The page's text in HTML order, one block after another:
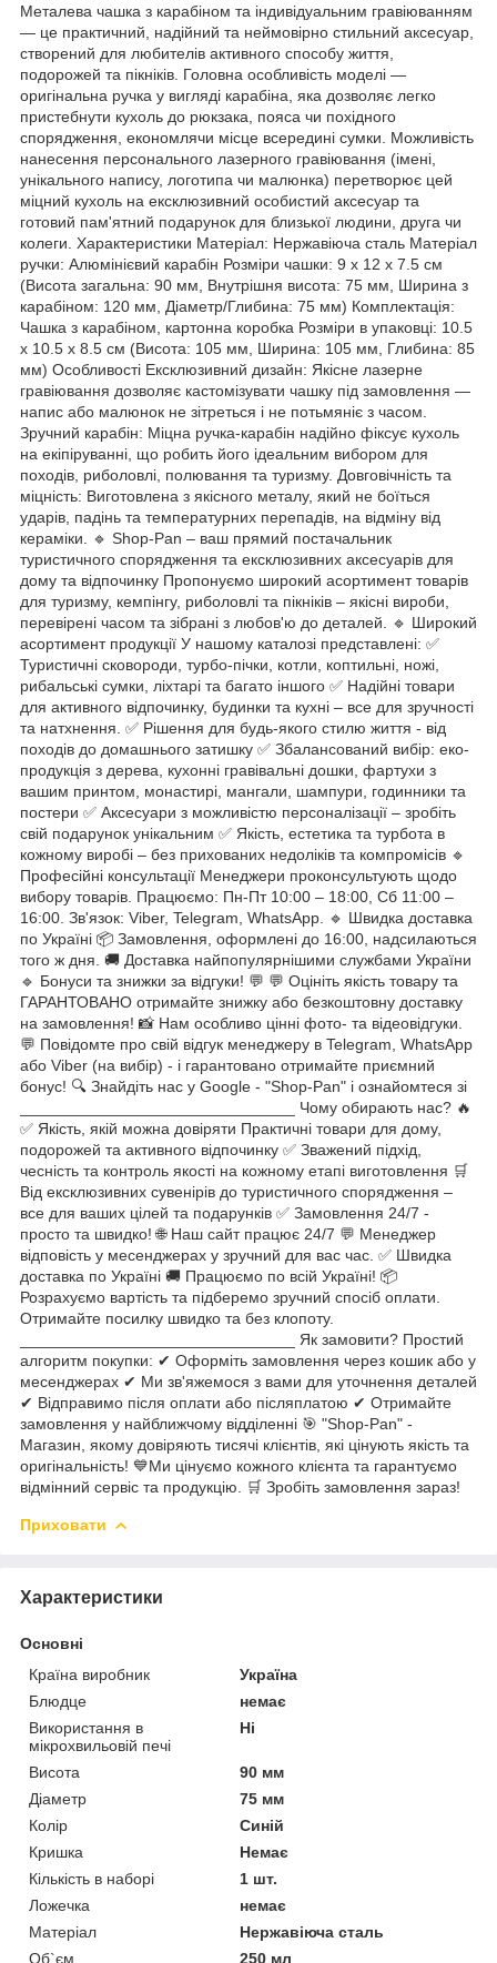
Металева чашка з карабіном та індивідуальним гравіюванням
— це практичний, надійний та неймовірно стильний аксесуар,
створений для любителів активного способу життя,
подорожей та пікніків. Головна особливість моделі —
оригінальна ручка у вигляді карабіна, яка дозволяє легко
пристебнути кухоль до рюкзака, пояса чи похідного
спорядження, економлячи місце всередині сумки. Можливість
нанесення персонального лазерного гравіювання (імені,
унікального напису, логотипа чи малюнка) перетворює цей
міцний кухоль на ексклюзивний особистий аксесуар та
готовий пам'ятний подарунок для близької людини, друга чи
колеги. Характеристики Матеріал: Нержавіюча сталь Матеріал
ручки: Алюмінієвий карабін Розміри чашки: 9 x 12 x 7.5 см
(Висота загальна: 90 мм, Внутрішня висота: 75 мм, Ширина з
карабіном: 120 мм, Діаметр/Глибина: 75 мм) Комплектація:
Чашка з карабіном, картонна коробка Розміри в упаковці: 10.5
x 10.5 x 8.5 см (Висота: 105 мм, Ширина: 105 мм, Глибина: 85
мм) Особливості Ексклюзивний дизайн: Якісне лазерне
гравіювання дозволяє кастомізувати чашку під замовлення —
напис або малюнок не зітреться і не потьмяніє з часом.
Зручний карабін: Міцна ручка-карабін надійно фіксує кухоль
на екіпіруванні, що робить його ідеальним вибором для
походів, риболовлі, полювання та туризму. Довговічність та
міцність: Виготовлена з якісного металу, який не боїться
ударів, падінь та температурних перепадів, на відміну від
кераміки. 🔹 Shop-Pan – ваш прямий постачальник
туристичного спорядження та ексклюзивних аксесуарів для
дому та відпочинку Пропонуємо широкий асортимент товарів
для туризму, кемпінгу, риболовлі та пікніків – якісні вироби,
перевірені часом та зібрані з любов'ю до деталей. 🔹 Широкий
асортимент продукції У нашому каталозі представлені: ✅
Туристичні сковороди, турбо-пічки, котли, коптильні, ножі,
рибальські сумки, ліхтарі та багато іншого ✅ Надійні товари
для активного відпочинку, будинки та кухні – все для зручності
та натхнення. ✅ Рішення для будь-якого стилю життя - від
походів до домашнього затишку ✅ Збалансований вибір: еко-
продукція з дерева, кухонні гравівальні дошки, фартухи з
вашим принтом, монастирі, мангали, шампури, годинники та
постери ✅ Аксесуари з можливістю персоналізації – зробіть
свій подарунок унікальним ✅ Якість, естетика та турбота в
кожному виробі – без прихованих недоліків та компромісів 🔹
Професійні консультації Менеджери проконсультують щодо
вибору товарів. Працюємо: Пн-Пт 10:00 – 18:00, Сб 11:00 –
16:00. Зв'язок: Viber, Telegram, WhatsApp. 🔹 Швидка доставка
по Україні 📦 Замовлення, оформлені до 16:00, надсилаються
того ж дня. 🚚 Доставка найпопулярнішими службами України
🔹 Бонуси та знижки за відгуки! 💬 💬 Оцініть якість товару та
ГАРАНТОВАНО отримайте знижку або безкоштовну доставку
на замовлення! 📸 Нам особливо цінні фото- та відеовідгуки.
💬 Повідомте про свій відгук менеджеру в Telegram, WhatsApp
або Viber (на вибір) - і гарантовано отримайте приємний
бонус! 🔍 Знайдіть нас у Google - "Shop-Pan" і ознайомтеся зі
_______________________________ Чому обирають нас? 🔥
✅ Якість, якій можна довіряти Практичні товари для дому,
подорожей та активного відпочинку ✅ Зважений підхід,
чесність та контроль якості на кожному етапі виготовлення 🛒
Від ексклюзивних сувенірів до туристичного спорядження –
все для ваших цілей та подарунків ✅ Замовлення 24/7 -
просто та швидко! 🌐 Наш сайт працює 24/7 💬 Менеджер
відповість у месенджерах у зручний для вас час. ✅ Швидка
доставка по Україні 🚚 Працюємо по всій Україні! 📦
Розрахуємо вартість та підберемо зручний спосіб оплати.
Отримайте посилку швидко та без клопоту.
_______________________________ Як замовити? Простий
алгоритм покупки: ✔ Оформіть замовлення через кошик або у
месенджерах ✔ Ми зв'яжемося з вами для уточнення деталей
✔ Відправимо після оплати або післяплатою ✔ Отримайте
замовлення у найближчому відділенні 🎯 "Shop-Pan" -
Магазин, якому довіряють тисячі клієнтів, які цінують якість та
оригінальність! 💙Ми цінуємо кожного клієнта та гарантуємо
відмінний сервіс та продукцію. 🛒 Зробіть замовлення зараз!
Приховати
Характеристики
Основні
Країна виробник
Україна
Блюдце
немає
Використання в
мікрохвильовій печі
Ні
Висота
90 мм
Діаметр
75 мм
Колір
Синій
Кришка
Немає
Кількість в наборі
1 шт.
Ложечка
немає
Матеріал
Нержавіюча сталь
Об`єм
250 мл